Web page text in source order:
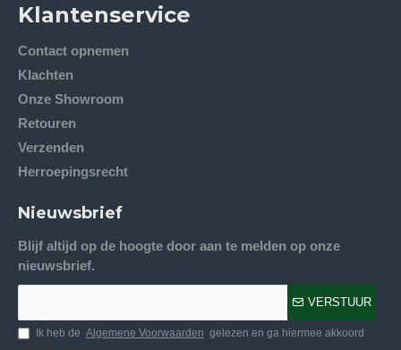
Klantenservice
Contact opnemen
Klachten
Onze Showroom
Retouren
Verzenden
Herroepingsrecht
Nieuwsbrief
Blijf altijd op de hoogte door aan te melden op onze
nieuwsbrief.
VERSTUUR
Ik heb de Algemene Voorwaarden gelezen en ga hiermee akkoord